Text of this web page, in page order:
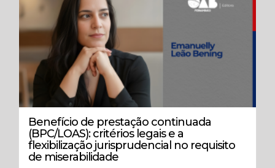
Benefício de prestação continuada
(BPC/LOAS): critérios legais e a
flexibilização jurisprudencial no requisito
de miserabilidade